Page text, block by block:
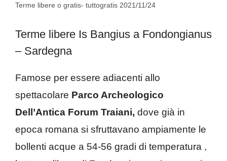
Terme libere o gratis- tuttogratis 2021/11/24
Terme libere Is Bangius a Fondongianus
– Sardegna
Famose per essere adiacenti allo
spettacolare Parco Archeologico
Dell’Antica Forum Traiani, dove già in
epoca romana si sfruttavano ampiamente le
bollenti acque a 54-56 gradi di temperatura ,